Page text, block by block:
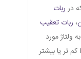
درربات
، ربات تعقیب
ولتاژ مورد
تر یا بیشتر